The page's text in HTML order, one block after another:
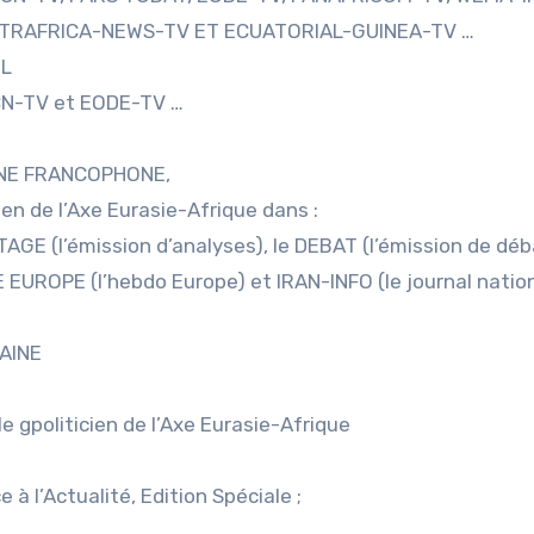
NEWS-TV ET ECUATORIAL-GUINEA-TV …
TV et EODE-TV …
FRANCOPHONE,
de l’Axe Eurasie-Afrique dans :
(l’émission d’analyses), le DEBAT (l’émission de
(l’hebdo Europe) et IRAN-INFO (le journal
gpoliticien de l’Axe Eurasie-Afrique
à l’Actualité, Edition Spéciale ;